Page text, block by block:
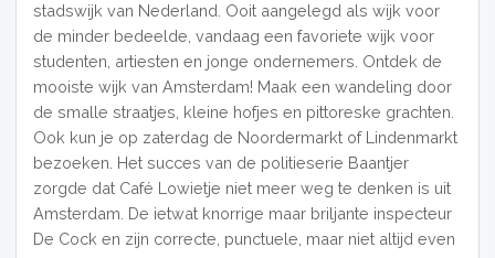
stadswijk van Nederland. Ooit aangelegd als wijk voor
de minder bedeelde, vandaag een favoriete wijk voor
studenten, artiesten en jonge ondernemers. Ontdek de
mooiste wijk van Amsterdam! Maak een wandeling door
de smalle straatjes, kleine hofjes en pittoreske grachten.
Ook kun je op zaterdag de Noordermarkt of Lindenmarkt
bezoeken. Het succes van de politieserie Baantjer
zorgde dat Café Lowietje niet meer weg te denken is uit
Amsterdam. De ietwat knorrige maar briljante inspecteur
De Cock en zijn correcte, punctuele, maar niet altijd even